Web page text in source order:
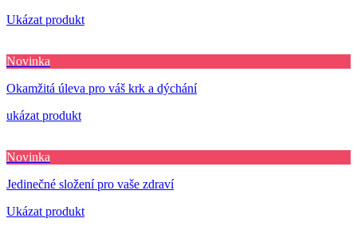
Ukázat produkt
Novinka
Okamžitá úleva pro váš krk a dýchání
ukázat produkt
Novinka
Jedinečné složení pro vaše zdraví
Ukázat produkt